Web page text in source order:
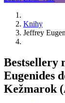
Knihy
Jeffrey
Bestsellery
Eugenides
Kežmarok